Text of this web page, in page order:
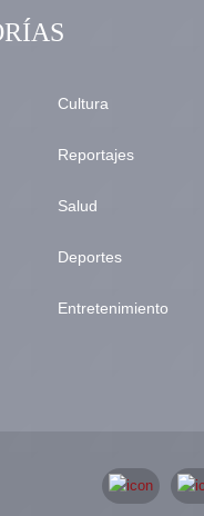
Cultura
Reportajes
Salud
Deportes
Entretenimiento